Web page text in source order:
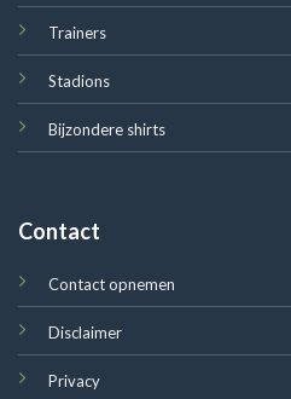
Trainers
Stadions
Bijzondere shirts
Contact
Contact opnemen
Disclaimer
Privacy